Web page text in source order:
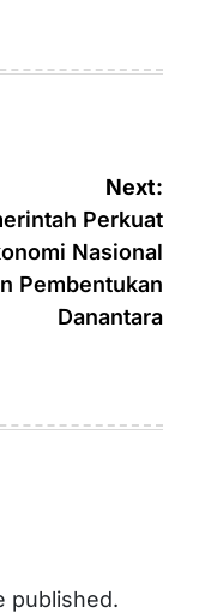
Next:
Perkuat
Nasional
Pembentukan
Danantara
published.